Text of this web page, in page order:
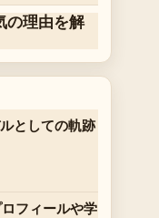
の理由を解
としての軌跡
ロフィールや学